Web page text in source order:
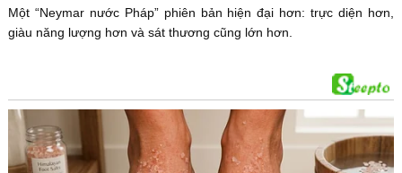
Một “Neymar nước Pháp” phiên bản hiện đại hơn: trực diện hơn,
giàu năng lượng hơn và sát thương cũng lớn hơn.